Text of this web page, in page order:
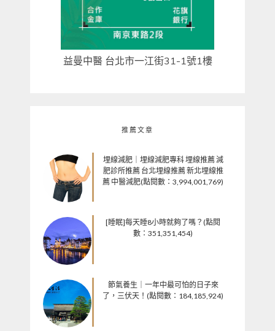
益曼中醫 台北市一江街31-1號1樓
推薦文章
埋線減肥｜埋線減肥專科 埋線推薦 減
肥診所推薦 台北埋線推薦 新北埋線推
薦 中醫減肥(點閱數：3,994,001,769)
[睡眠]每天睡8小時就夠了嗎？(點閱
數：351,351,454)
節氣養生｜一年中最可怕的日子來
了，三伏天！(點閱數：184,185,924)